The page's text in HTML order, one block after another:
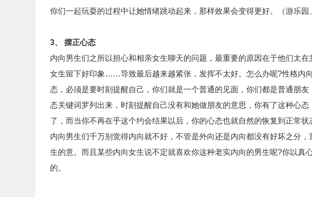
你们一起玩耍的过程中让她情绪跳动起来，那样效果会变得更好。（游乐园
3、 摆正心态
内向男生们之所以担心和相亲女生聊天的问题，最重要的原因在于他们太
女生留下好印象 ……导致最后越来越紧张，发挥不太好。怎么办呢?性格内
态，必须是要时刻提醒自己，你们就是一个普通的见面，你们都是普通朋
态关键词罗列出来，时刻提醒自己没有和她做朋友的意思，你有了这种心
了，而当你不再在乎这个约会结果以后，你的心态也就自然的恢复到正常状
内向男生们千万别觉得内向就不好，不管是外向还是内向都没有好坏之分
生的意。而且某些内向女生说不定就喜欢你这种老实内向的男生呢?你以真
的。